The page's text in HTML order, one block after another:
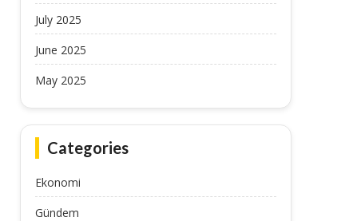
July 2025
June 2025
May 2025
Categories
Ekonomi
Gündem